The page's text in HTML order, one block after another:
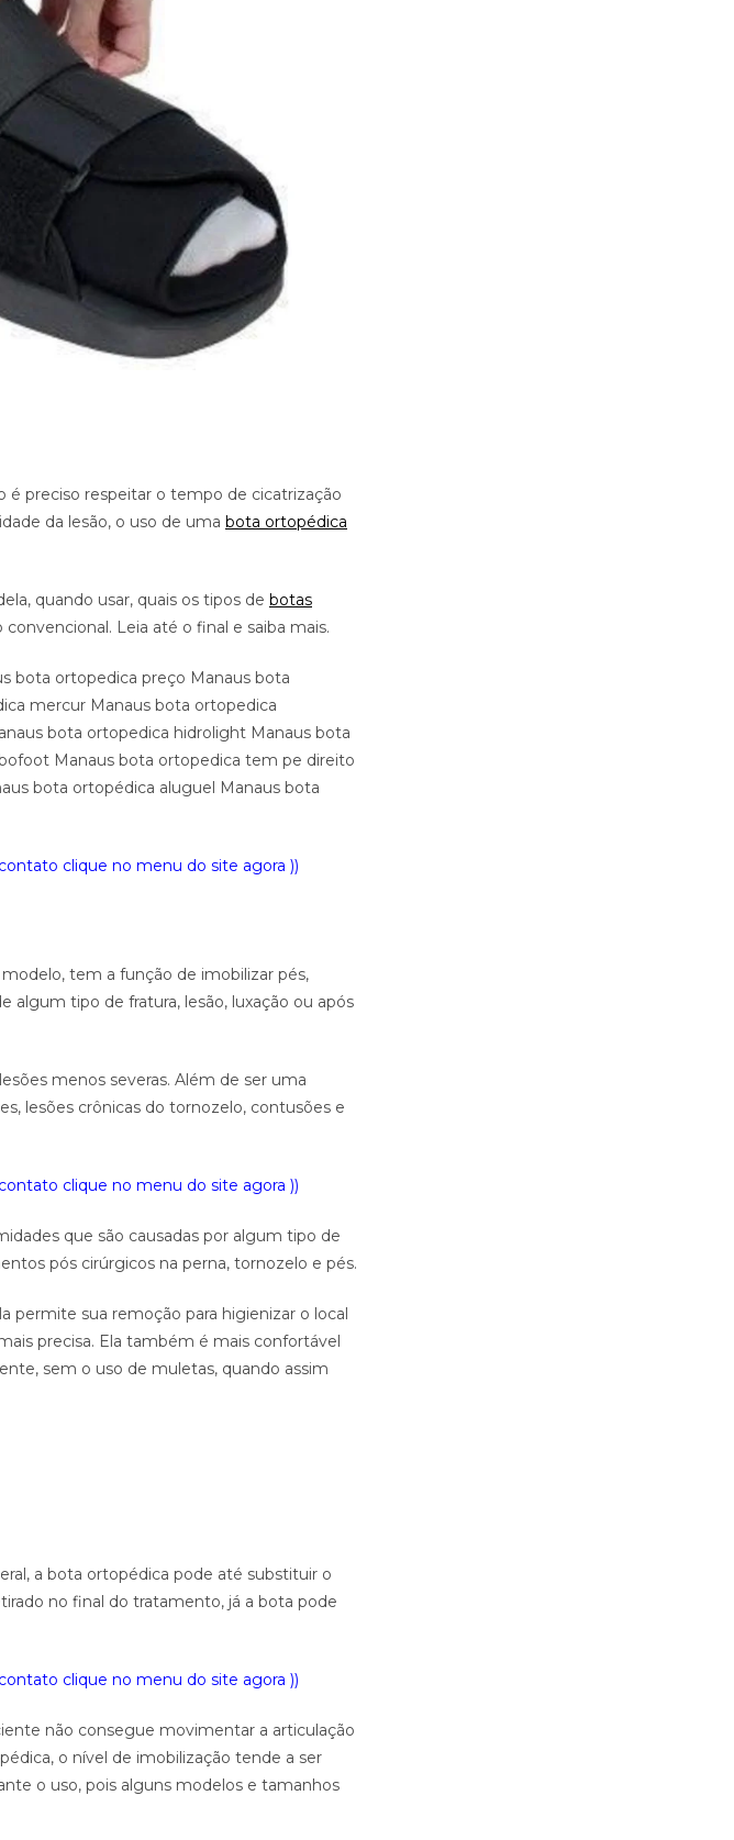
preciso respeitar o tempo de cicatrização
da lesão, o uso de uma bota ortopédica
quando usar, quais os tipos de botas
Leia até o final e saiba mais.
bota ortopedica preço Manaus bota
mercur Manaus bota ortopedica
bota ortopedica hidrolight Manaus bota
Manaus bota ortopedica tem pe direito
bota ortopédica aluguel Manaus bota
clique no menu do site agora ))
tem a função de imobilizar pés,
tipo de fratura, lesão, luxação ou após
menos severas. Além de ser uma
lesões crônicas do tornozelo, contusões e
clique no menu do site agora ))
que são causadas por algum tipo de
pós cirúrgicos na perna, tornozelo e pés.
permite sua remoção para higienizar o local
precisa. Ela também é mais confortável
sem o uso de muletas, quando assim
a bota ortopédica pode até substituir o
no final do tratamento, já a bota pode
clique no menu do site agora ))
não consegue movimentar a articulação
o nível de imobilização tende a ser
o uso, pois alguns modelos e tamanhos